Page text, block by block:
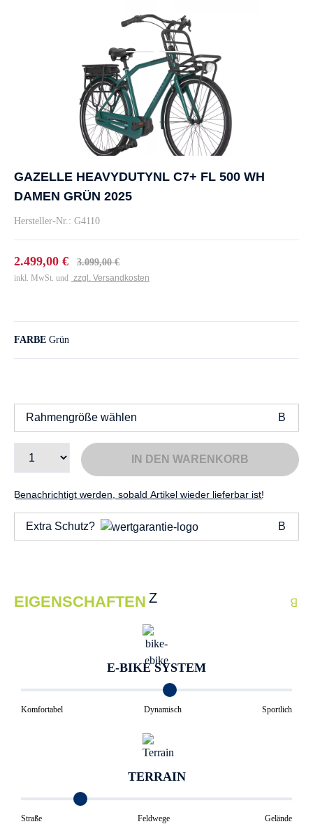
GAZELLE HEAVYDUTYNL C7+ FL 500 WH
DAMEN GRÜN 2025
Hersteller-Nr.: G4110
2.499,00 € 3.099,00 €
inkl. MwSt. und zzgl. Versandkosten
FARBE Grün
Rahmengröße wählen
IN DEN WARENKORB
Benachrichtigt werden, sobald Artikel wieder lieferbar ist!
Extra Schutz?
EIGENSCHAFTEN
E-BIKE SYSTEM
Komfortabel Dynamisch Sportlich
TERRAIN
Straße Feldwege Gelände